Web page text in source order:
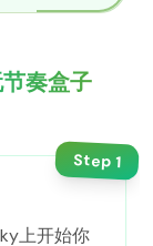
奏盒子
Step1
上开始你